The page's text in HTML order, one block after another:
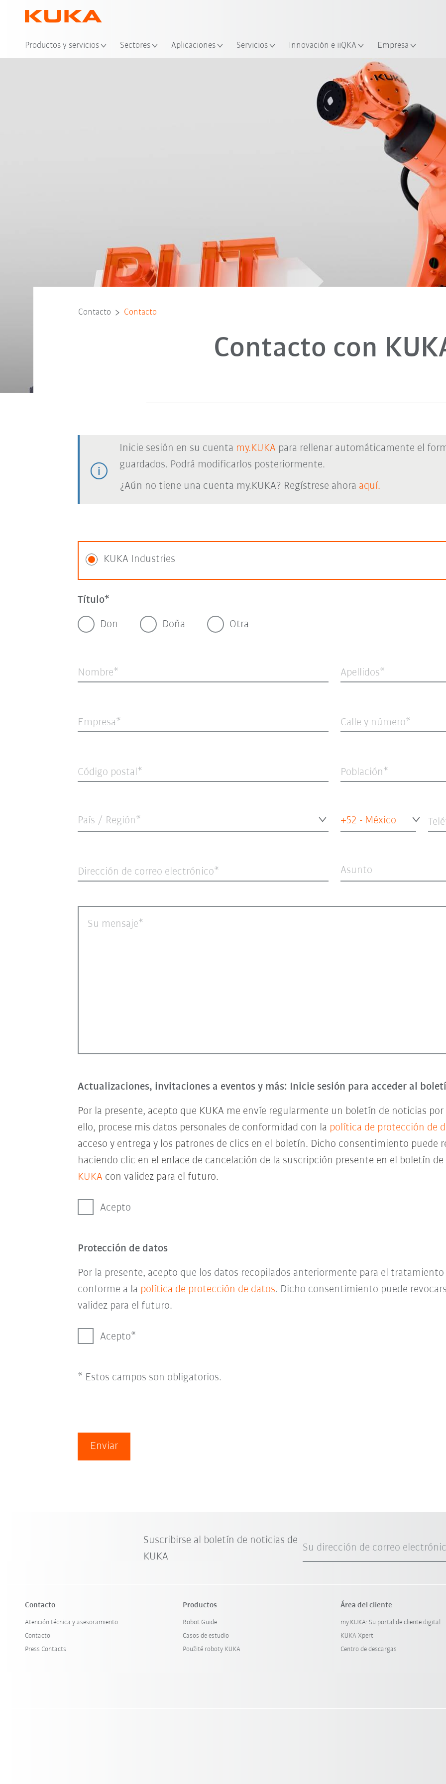
Productos y servicios Sectores Aplicaciones Servicios Innovación e iiQKA Empresa
Contacto Contacto
Contacto con
Inicie sesión en su cuenta my.KUKA para rellenar automáticamente el
guardados. Podrá modificarlos posteriormente.
¿Aún no tiene una cuenta my.KUKA? Regístrese ahora aquí.
KUKA Industries
Título
Don Doña Otra
Nombre Apellidos
Empresa Calle y número
Código postal Población
País / Región* +52 - México
Dirección de correo electrónico Asunto
Su mensaje
Actualizaciones, invitaciones a eventos y más: Inicie sesión para acceder al
Por la presente, acepto que KUKA me envíe regularmente un boletín de noticias
ello, procese mis datos personales de conformidad con la política de protección de
acceso y entrega y los patrones de clics en el boletín. Dicho consentimiento puede
haciendo clic en el enlace de cancelación de la suscripción presente en el boletín
KUKA con validez para el futuro.
Acepto
Protección de datos
Por la presente, acepto que los datos recopilados anteriormente para el
conforme a la política de protección de datos. Dicho consentimiento puede
validez para el futuro.
Acepto
* Estos campos son obligatorios.
Enviar
Suscribirse al boletín de noticias de
KUKA
Su dirección de correo
Contacto
Atención técnica y asesoramiento
Contacto
Press Contacts
Productos
Robot Guide
Casos de estudio
Použité roboty KUKA
Área del cliente
my.KUKA: Su portal de cliente digital
KUKA Xpert
Centro de descargas